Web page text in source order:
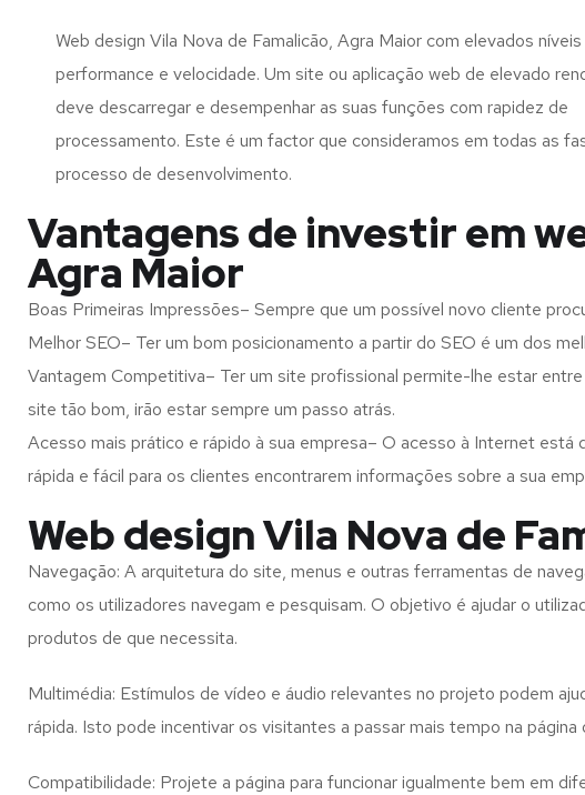
Web design Vila Nova de Famalicão, Agra Maior com elevados
performance e velocidade. Um site ou aplicação web de elevado
deve descarregar e desempenhar as suas funções com rapidez de
processamento. Este é um factor que consideramos em todas as
processo de desenvolvimento.
Vantagens de investir em
Agra Maior
Boas Primeiras Impressões– Sempre que um possível novo cliente
Melhor SEO– Ter um bom posicionamento a partir do SEO é um dos
Vantagem Competitiva– Ter um site profissional permite-lhe estar
site tão bom, irão estar sempre um passo atrás.
Acesso mais prático e rápido à sua empresa– O acesso à Internet
rápida e fácil para os clientes encontrarem informações sobre a sua
Web design Vila Nova de
Navegação: A arquitetura do site, menus e outras ferramentas de
como os utilizadores navegam e pesquisam. O objetivo é ajudar o
produtos de que necessita.
Multimédia: Estímulos de vídeo e áudio relevantes no projeto podem
rápida. Isto pode incentivar os visitantes a passar mais tempo na página
Compatibilidade: Projete a página para funcionar igualmente bem em